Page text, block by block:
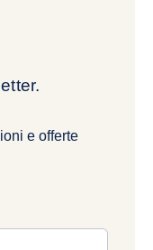
e offerte